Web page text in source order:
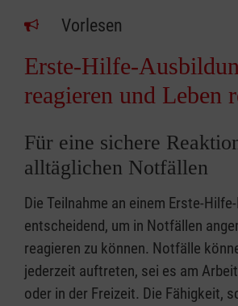
Vorlesen
Erste-Hilfe-
reagieren und Leben
Für eine sichere
alltäglichen Notfällen
Die Teilnahme an einem Erste-
entscheidend, um in Notfällen
reagieren zu können. Notfälle
jederzeit auftreten, sei es am
oder in der Freizeit. Die Fähigkeit,